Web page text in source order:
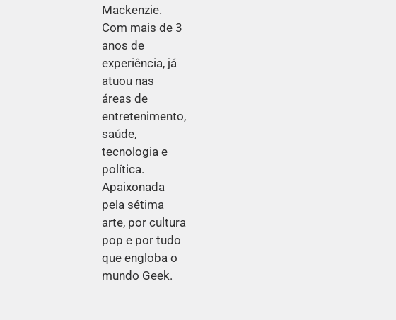
Mackenzie.
Com mais de 3
anos de
experiência, já
atuou nas
áreas de
entretenimento,
saúde,
tecnologia e
política.
Apaixonada
pela sétima
arte, por cultura
pop e por tudo
que engloba o
mundo Geek.